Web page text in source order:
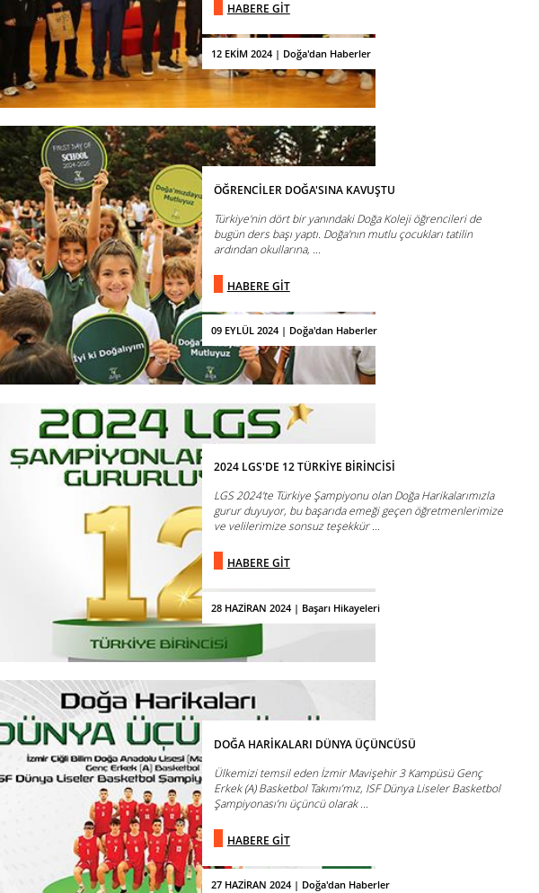
12 EKİM 2024 | Doğa'dan Haberler
HABERE GİT
09 EYLÜL 2024 | Doğa'dan Haberler
ÖĞRENCİLER DOĞA'SINA KAVUŞTU
Türkiye'nin dört bir yanındaki Doğa Koleji öğrencileri de
bugün ders başı yaptı. Doğa'nın mutlu çocukları tatilin
ardından okullarına, ...
HABERE GİT
28 HAZİRAN 2024 | Başarı Hikayeleri
2024 LGS'DE 12 TÜRKİYE BİRİNCİSİ
LGS 2024'te Türkiye Şampiyonu olan Doğa Harikalarımızla
gurur duyuyor, bu başarıda emeği geçen öğretmenlerimize
ve velilerimize sonsuz teşekkür ...
HABERE GİT
27 HAZİRAN 2024 | Doğa'dan Haberler
DOĞA HARİKALARI DÜNYA ÜÇÜNCÜSÜ
Ülkemizi temsil eden İzmir Mavişehir 3 Kampüsü Genç
Erkek (A) Basketbol Takımı’mız, ISF Dünya Liseler Basketbol
Şampiyonası’nı üçüncü olarak ...
HABERE GİT